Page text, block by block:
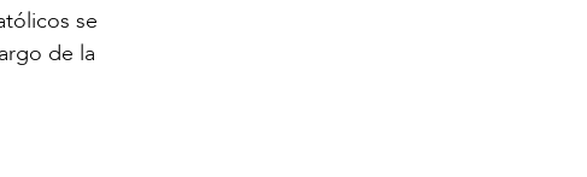
se
de la